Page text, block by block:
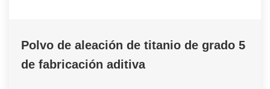
Polvo de aleación de titanio de grado 5
de fabricación aditiva